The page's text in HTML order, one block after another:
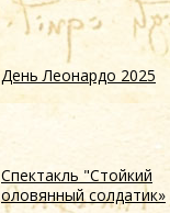
День Леонардо 2025
Спектакль "Стойкий
оловянный солдатик»